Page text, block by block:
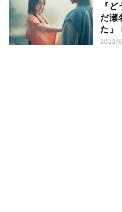
『
だ瀬
た」
2023/